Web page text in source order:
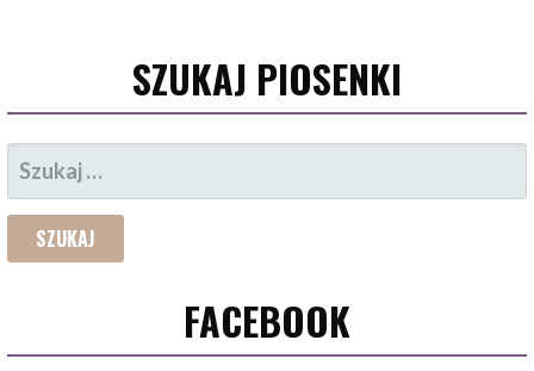
SZUKAJ PIOSENKI
SZUKAJ:
FACEBOOK